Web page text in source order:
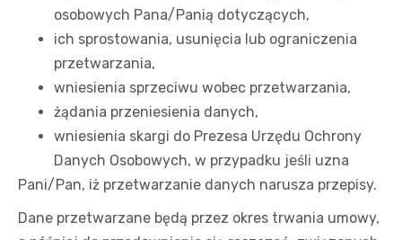
osobowych Pana/Panią dotyczących,
ich sprostowania, usunięcia lub ograniczenia
przetwarzania,
wniesienia sprzeciwu wobec przetwarzania,
żądania przeniesienia danych,
wniesienia skargi do Prezesa Urzędu Ochrony
Danych Osobowych, w przypadku jeśli uzna
Pani/Pan, iż przetwarzanie danych narusza przepisy.
Dane przetwarzane będą przez okres trwania umowy,